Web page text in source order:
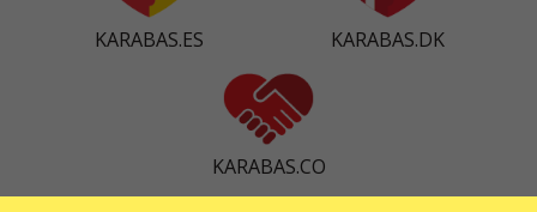
KARABAS.ES KARABAS.DK
KARABAS.CO